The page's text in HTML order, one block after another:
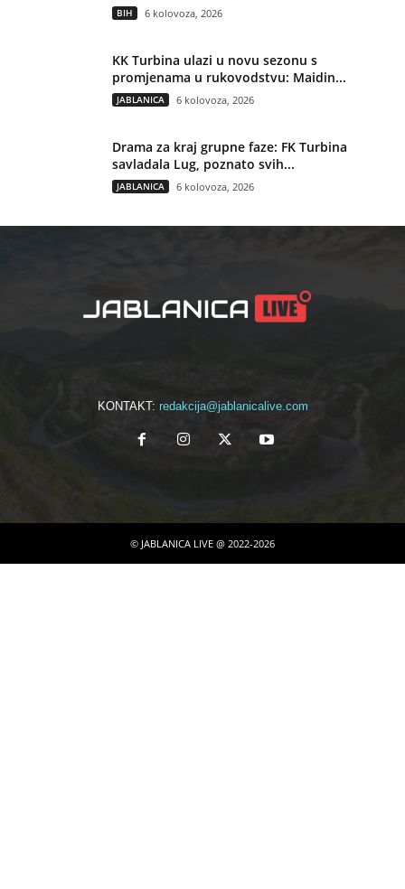
BIH 6 kolovoza, 2026
KK Turbina ulazi u novu sezonu s
promjenama u rukovodstvu: Maidin...
JABLANICA 6 kolovoza, 2026
Drama za kraj grupne faze: FK Turbina
savladala Lug, poznato svih...
JABLANICA 6 kolovoza, 2026
KONTAKT: redakcija@jablanicalive.com
© JABLANICA LIVE @ 2022-2026